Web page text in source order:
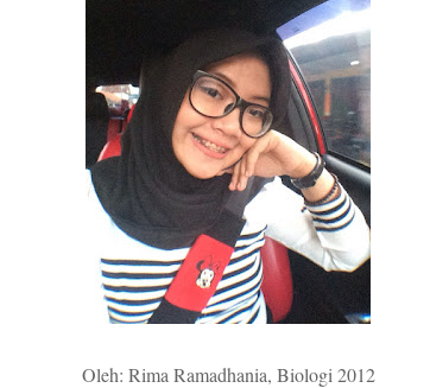
Oleh: Rima Ramadhania, Biologi 2012